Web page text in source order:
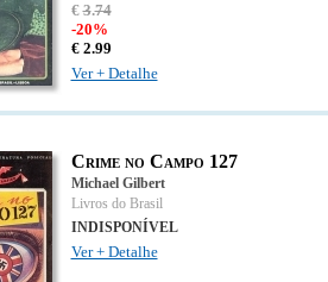
€3.74
-20%
€ 2.99
Ver + Detalhe
Crime no Campo 127
Michael Gilbert
Livros do Brasil
INDISPONÍVEL
Ver + Detalhe